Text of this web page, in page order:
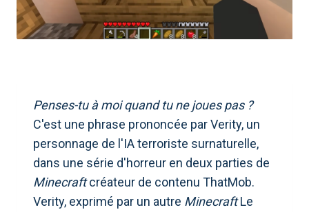
Penses-tu à moi quand tu ne joues pas ?
C'est une phrase prononcée par Verity, un
personnage de l'IA terroriste surnaturelle,
dans une série d'horreur en deux parties de
Minecraftcréateur de contenu ThatMob.
Verity, exprimé par un autre MinecraftLe